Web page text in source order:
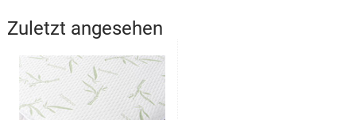
Zuletzt angesehen